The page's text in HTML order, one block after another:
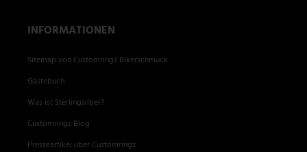
INFORMATIONEN
Sitemap von Customringz Bikerschmuck
Gästebuch
Was ist Sterlingsilber?
Customringz Blog
Presseartikel über Customringz